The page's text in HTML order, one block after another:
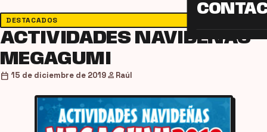
DESTACADOS
ACTIVIDADES NAVIDEÑAS
MEGAGUMI
calendar_today 15 de diciembre de 2019person Raúl